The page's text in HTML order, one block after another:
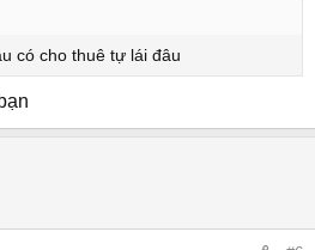
có cho thuê tự lái đâu